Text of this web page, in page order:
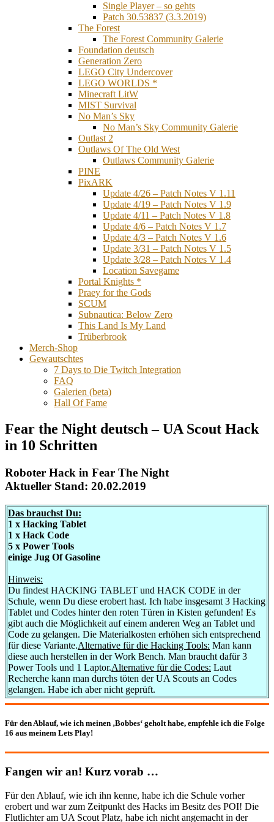
Single Player – so gehts
Patch 30.53837 (3.3.2019)
The Forest
The Forest Community Galerie
Foundation deutsch
Generation Zero
LEGO City Undercover
LEGO WORLDS *
Minecraft LitW
MIST Survival
No Man’s Sky
No Man’s Sky Community Galerie
Outlast 2
Outlaws Of The Old West
Outlaws Community Galerie
PINE
PixARK
Update 4/26 – Patch Notes V 1.11
Update 4/19 – Patch Notes V 1.9
Update 4/11 – Patch Notes V 1.8
Update 4/6 – Patch Notes V 1.7
Update 4/3 – Patch Notes V 1.6
Update 3/31 – Patch Notes V 1.5
Update 3/28 – Patch Notes V 1.4
Location Savegame
Portal Knights *
Praey for the Gods
SCUM
Subnautica: Below Zero
This Land Is My Land
Trüberbrook
Merch-Shop
Gewautschtes
7 Days to Die Twitch Integration
FAQ
Galerien (beta)
Hall Of Fame
Fear the Night deutsch – UA Scout Hack
in 10 Schritten
Roboter Hack in Fear The Night
Aktueller Stand: 20.02.2019
Das brauchst Du:
1 x Hacking Tablet
1 x Hack Code
5 x Power Tools
einige Jug Of Gasoline
Hinweis:
Du findest HACKING TABLET und HACK CODE in der
Schule, wenn Du diese erobert hast. Ich habe insgesamt 3 Hacking
Tablet und Codes hinter den roten Türen in Kisten gefunden! Es
gibt auch die Möglichkeit auf einem anderen Weg an Tablet und
Code zu gelangen. Die Materialkosten erhöhen sich entsprechend
für diese Variante.Alternative für die Hacking Tools: Man kann
diese auch herstellen in der Work Bench. Man braucht dafür 3
Power Tools und 1 Laptor.Alternative für die Codes: Laut
Recherche kann man durchs töten der UA Scouts an Codes
gelangen. Habe ich aber nicht geprüft.
Für den Ablauf, wie ich meinen ‚Bobbes‘ geholt habe, empfehle ich die Folge
16 aus meinem Lets Play!
Fangen wir an! Kurz vorab …
Für den Ablauf, wie ich ihn kenne, habe ich die Schule vorher
erobert und war zum Zeitpunkt des Hacks im Besitz des POI! Die
Flutlichter am UA Scout Platz, habe ich nicht angemacht in der